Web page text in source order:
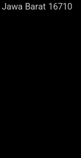
Barat 16710